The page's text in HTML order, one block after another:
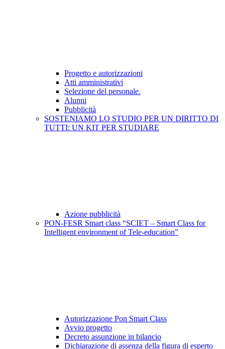
Progetto e autorizzazioni
Atti amministrativi
Selezione del personale.
Alunni
Pubblicità
SOSTENIAMO LO STUDIO PER UN DIRITTO DI
TUTTI: UN KIT PER STUDIARE
Azione pubblicità
PON-FESR Smart class “SCIET – Smart Class for
Intelligent environment of Tele-education”
Autorizzazione Pon Smart Class
Avvio progetto
Decreto assunzione in bilancio
Dichiarazione di assenza della figura di esperto